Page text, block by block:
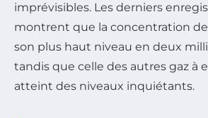
imprévisibles. Les derniers
montrent que la concentration de
son plus haut niveau en deux
tandis que celle des autres gaz à
atteint des niveaux inquiétants.